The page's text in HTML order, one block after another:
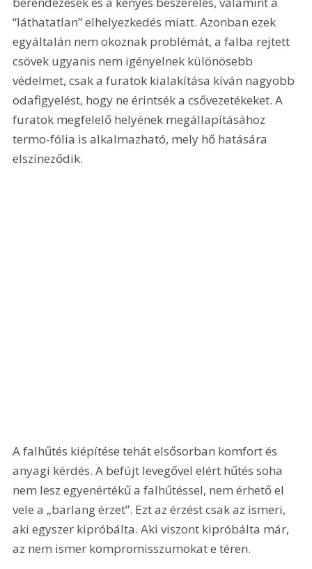
“láthatatlan” elhelyezkedés miatt. Azonban ezek
egyáltalán nem okoznak problémát, a falba rejtett
csövek ugyanis nem igényelnek különösebb
védelmet, csak a furatok kialakítása kíván nagyobb
odafigyelést, hogy ne érintsék a csővezetékeket. A
furatok megfelelő helyének megállapításához
termo-fólia is alkalmazható, mely hő hatására
elszíneződik.
A falhűtés kiépítése tehát elsősorban komfort és
anyagi kérdés. A befújt levegővel elért hűtés soha
nem lesz egyenértékű a falhűtéssel, nem érhető el
vele a „barlang érzet”. Ezt az érzést csak az ismeri,
aki egyszer kipróbálta. Aki viszont kipróbálta már,
az nem ismer kompromisszumokat e téren.